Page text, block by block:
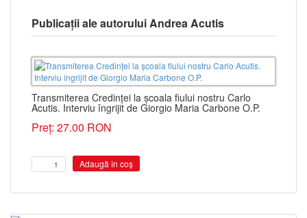
Publicații ale autorului Andrea Acutis
Transmiterea Credinței la școala fiului nostru Carlo
Acutis. Interviu îngrijit de Giorgio Maria Carbone O.P.
Preț: 27.00 RON